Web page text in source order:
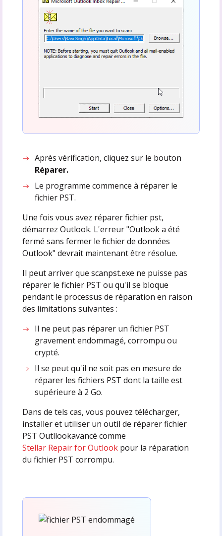
Après vérification, cliquez sur le bouton
Réparer.
Le programme commence à réparer le
fichier PST.
Une fois vous avez réparer fichier pst,
démarrez Outlook. L'erreur "Outlook a été
fermé sans fermer le fichier de données
Outlook" devrait maintenant être résolue.
Il peut arriver que scanpst.exe ne puisse pas
réparer le fichier PST ou qu'il se bloque
pendant le processus de réparation en raison
des limitations suivantes :
Il ne peut pas réparer un fichier PST
gravement endommagé, corrompu ou
crypté.
Il se peut qu'il ne soit pas en mesure de
réparer les fichiers PST dont la taille est
supérieure à 2 Go.
Dans de tels cas, vous pouvez télécharger,
installer et utiliser un outil de réparer fichier
PST Outllookavancé comme
Stellar Repair for Outlookpour la réparation
du fichier PST corrompu.